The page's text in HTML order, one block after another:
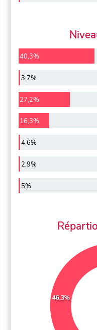
40,3%
3,7%
27,2%
16,3%
4,6%
2,9%
5%
46.3%